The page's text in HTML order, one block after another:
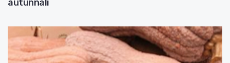
autunnali